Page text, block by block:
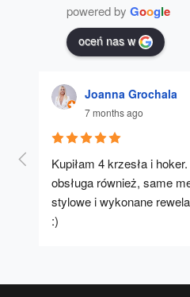
powered by Google
oceń nas w
Joanna Grochala
7 months ago
Kupiłam 4 krzesła i
obsługa również, same
stylowe i wykonane
:)